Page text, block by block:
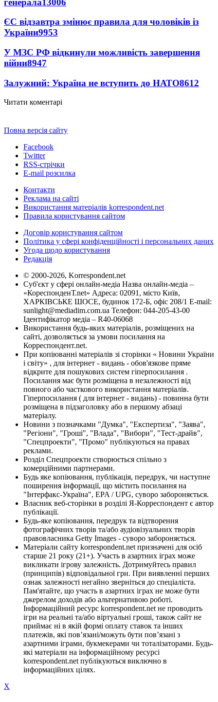
ЄС відзавтра змінює правила для чоловіків із
України9953
У МЗС РФ відкинули можливість завершення
війни8947
Залужний: Україна не вступить до НАТО8612
Читати коментарі
Повна версія сайту
Facebook
Twitter
RSS-стрічки
E-mail розсилка
Контакти
Реклама на сайті
Використання матеріалів korrespondent.net
Правила користування сайтом
Договір користування сайтом
Політика у сфері конфіденційності і персональних даних
Угода щодо користування
Редакція
© 2000-2026, Korrespondent.net
Суб'єкт у сфері онлайн-медіа Назва онлайн-медіа –
«КореспонденТ.net» Адреса: 02091, місто Київ,
ХАРКІВСЬКЕ ШОСЕ, будинок 172-Б, офіс 208/1 E-mail:
sunlight@mediadim.com.ua Телефон: 044-205-43-00
Ідентифікатор медіа – R40-06068
Використання будь-яких матеріалів, розміщених на
сайті, дозволяється за умови посилання на
Корреспондент.net.
При копіюванні матеріалів зі сторінки « Новини України
і світу» , для інтернет - видань - обов'язкове пряме
відкрите для пошукових систем гіперпосилання .
Посилання має бути розміщена в незалежності від
повного або часткового використання матеріалів.
Гіперпосилання ( для інтернет - видань) - повинна бути
розміщена в підзаголовку або в першому абзаці
матеріалу.
Новини з позначками "Думка", "Експертиза", "Заява",
"Регіони", "Гроші", "Влада", "Вибори", "Тест-драйв",
"Спецпроекти", "Промо" публікуються на правах
реклами.
Розділ Спецпроекти створюється спільно з
комерційними партнерами.
Будь яке копіювання, публікація, передрук, чи наступне
поширення інформації, що містить посилання на
"Інтерфакс-Україна", EPA / UPG, суворо забороняється.
Власник веб-сторінки в розділі Я-Корреспондент є автор
публікації.
Будь-яке копіювання, передрук та відтворення
фотографічних творів та/або аудіовізуальних творів
правовласника Getty Images - суворо забороняється.
Матеріали сайту korrespondent.net призначені для осіб
старше 21 року (21+). Участь в азартних іграх може
викликати ігрову залежність. Дотримуйтесь правил
(принципів) відповідальної гри. При виявленні перших
ознак залежності негайно зверніться до спеціаліста.
Пам'ятайте, що участь в азартних іграх не може бути
джерелом доходів або альтернативою роботі.
Інформаційний ресурс korrespondent.net не проводить
ігри на реальні та/або віртуальні гроші, також сайт не
приймає ні в якій формі оплату ставок та інших
платежів, які пов’язані/можуть бути пов’язані з
азартними іграми, букмекерами чи тоталізаторами. Будь-
які матеріали на інформаційному ресурсі
korrespondent.net публікуються виключно в
інформаційних цілях.
X